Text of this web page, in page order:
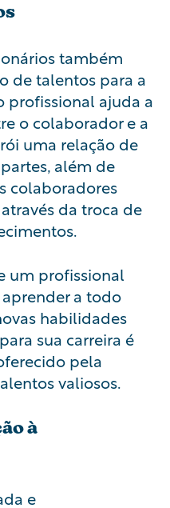
também
de talentospara a
profissional ajuda a
o colaborador e a
uma relação de
além de
colaboradores
da troca de
um profissional
a todo
habilidades
sua carreira é
pela
valiosos.
à
e